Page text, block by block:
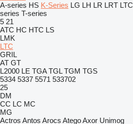
A-series HS K-Series LG LH LR LRT LTC
series T-series
5 21
ATC HC HTC LS
LMK
LTC
GRIL
AT GT
L2000 LE TGA TGL TGM TGS
5334 5337 5571 533702
25
DM
CC LC MC
MG
Actros Antos Arocs AtegoAxor Unimog